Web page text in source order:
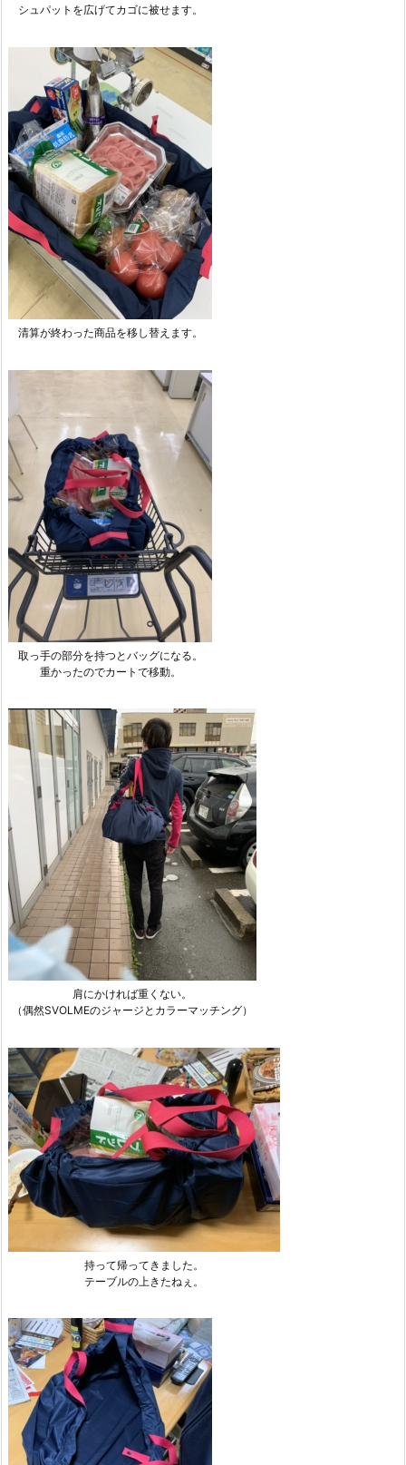
シュパットを広げてカゴに被せます。
清算が終わった商品を移し替えます。
取っ手の部分を持つとバッグになる。
重かったのでカートで移動。
肩にかければ重くない。
（偶然SVOLMEのジャージとカラーマッチング）
持って帰ってきました。
テーブルの上きたねぇ。